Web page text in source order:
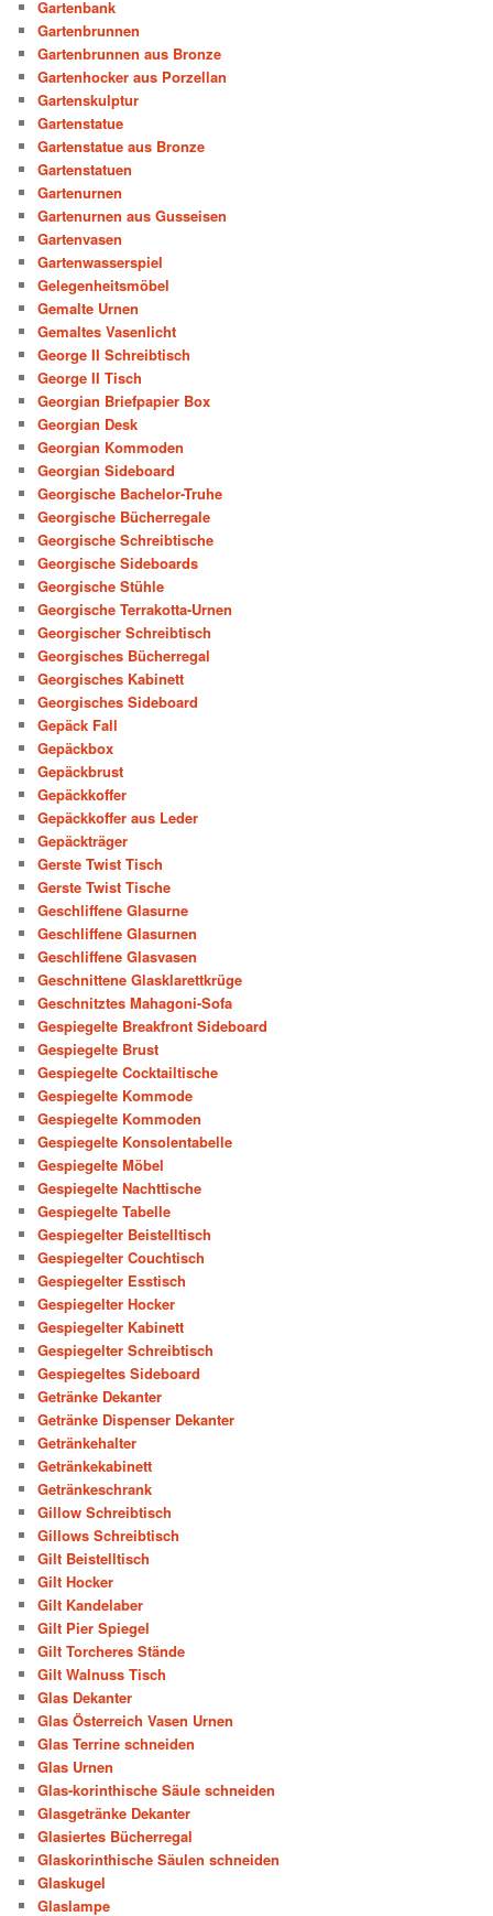
Gartenbank
Gartenbrunnen
Gartenbrunnen aus Bronze
Gartenhocker aus Porzellan
Gartenskulptur
Gartenstatue
Gartenstatue aus Bronze
Gartenstatuen
Gartenurnen
Gartenurnen aus Gusseisen
Gartenvasen
Gartenwasserspiel
Gelegenheitsmöbel
Gemalte Urnen
Gemaltes Vasenlicht
George II Schreibtisch
George II Tisch
Georgian Briefpapier Box
Georgian Desk
Georgian Kommoden
Georgian Sideboard
Georgische Bachelor-Truhe
Georgische Bücherregale
Georgische Schreibtische
Georgische Sideboards
Georgische Stühle
Georgische Terrakotta-Urnen
Georgischer Schreibtisch
Georgisches Bücherregal
Georgisches Kabinett
Georgisches Sideboard
Gepäck Fall
Gepäckbox
Gepäckbrust
Gepäckkoffer
Gepäckkoffer aus Leder
Gepäckträger
Gerste Twist Tisch
Gerste Twist Tische
Geschliffene Glasurne
Geschliffene Glasurnen
Geschliffene Glasvasen
Geschnittene Glasklarettkrüge
Geschnitztes Mahagoni-Sofa
Gespiegelte Breakfront Sideboard
Gespiegelte Brust
Gespiegelte Cocktailtische
Gespiegelte Kommode
Gespiegelte Kommoden
Gespiegelte Konsolentabelle
Gespiegelte Möbel
Gespiegelte Nachttische
Gespiegelte Tabelle
Gespiegelter Beistelltisch
Gespiegelter Couchtisch
Gespiegelter Esstisch
Gespiegelter Hocker
Gespiegelter Kabinett
Gespiegelter Schreibtisch
Gespiegeltes Sideboard
Getränke Dekanter
Getränke Dispenser Dekanter
Getränkehalter
Getränkekabinett
Getränkeschrank
Gillow Schreibtisch
Gillows Schreibtisch
Gilt Beistelltisch
Gilt Hocker
Gilt Kandelaber
Gilt Pier Spiegel
Gilt Torcheres Stände
Gilt Walnuss Tisch
Glas Dekanter
Glas Österreich Vasen Urnen
Glas Terrine schneiden
Glas Urnen
Glas-korinthische Säule schneiden
Glasgetränke Dekanter
Glasiertes Bücherregal
Glaskorinthische Säulen schneiden
Glaskugel
Glaslampe